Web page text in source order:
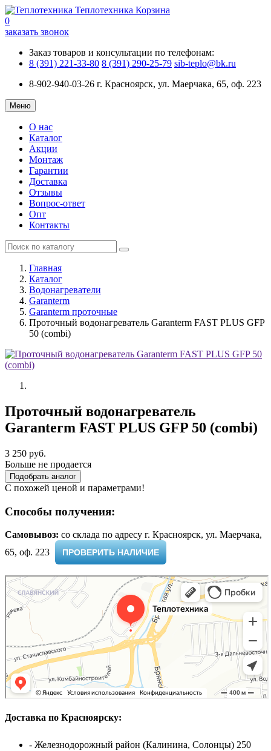
Теплотехника Корзина
0
заказать звонок
Заказ товаров и консультации по телефонам:
8 (391) 221-33-80 8 (391) 290-25-79 sib-teplo@bk.ru
8-902-940-03-26 г. Красноярск, ул. Маерчака, 65, оф. 223
Меню
О нас
Каталог
Акции
Монтаж
Гарантии
Доставка
Отзывы
Вопрос-ответ
Опт
Контакты
Главная
Каталог
Водонагреватели
Garanterm
Garanterm проточные
Проточный водонагреватель Garanterm FAST PLUS GFP
50 (combi)
Проточный водонагреватель
Garanterm FAST PLUS GFP 50 (combi)
3 250 руб.
Больше не продается
Подобрать аналог
С похожей ценой и параметрами!
Способы получения:
Самовывоз: cо склада по адресу г. Красноярск, ул. Маерчака,
65, оф. 223 ​
ПРОВЕРИТЬ НАЛИЧИЕ
Доставка по Красноярску:
- Железнодорожный район (Калинина, Солонцы) 250